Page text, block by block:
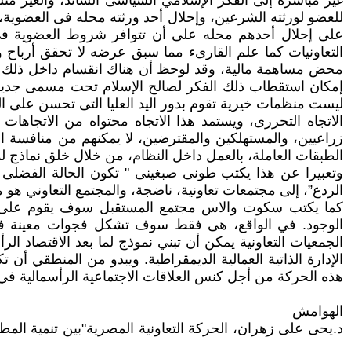
للعضو لورثته الشرعين، وإحلال أحد ورثته محله فى
على إحلال أحدهم محله على أن تتوافر شروط العضوية
التعاونيات كما علم القارىء مما سبق عرضه لا تحقق
محض مساهمة مالية، وقد لوحظ أن هناك انقسام داخل ذلك
إمكان استقطاب ذلك الفكر لصالح الإسلام تحت مسمى جديد
ليست منظمات خيرية تقوم بدور اليد العليا التى تحسن على
الاتجاه التحررى، ويستمد هذا الاتجاه محتواه من
زراعيين، والمستهلكين والمقترضين، لا يمكنهم من
الطبقات العاملة، بالعمل داخل النظام، من خلال خلق
وتعبيرا عن هذا يكتب طونى صبغينى " تكون الحالة
الردع”، إلى مجتمعات تعاونية، ناضجة، والمجتمع التعاوني
كما يكتب سكوت والاس مجتمع المستقبل سوف يقوم على
الوجود. في الواقع، هى فقط سوف تشكل فجوات معينة
الجمعيات التعاونية يمكن أن تبني نموذج لما بعد
الإدارة الذاتية العمالية الديمقراطية. ويبدو من
هذه الحركة من أجل كنس العلاقات الاجتماعية الرأسمالية في
الهوامش